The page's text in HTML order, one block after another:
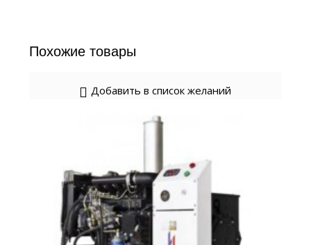
Похожие товары
Добавить в список желаний